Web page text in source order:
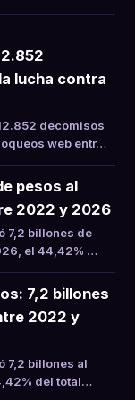
lucha contra
decomisos
web entr…
pesos al
2022 y 2026
7,2 billones de
el 44,42% …
7,2 billones
2022 y
7,2 billones al
del total…